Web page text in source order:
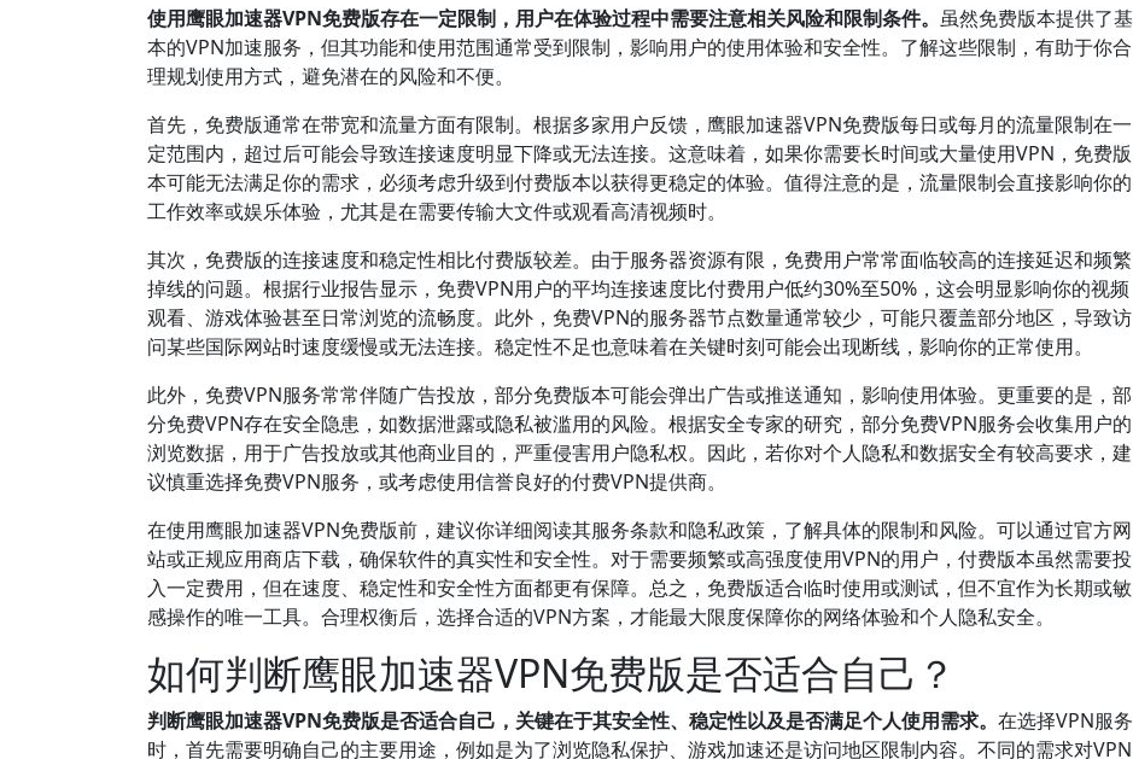
使用鹰眼加速器VPN免费版存在一定限制，用户在体验过程中需要注意相关风险和限制条件。 虽然免费版本提供了基
本的VPN加速服务，但其功能和使用范围通常受到限制，影响用户的使用体验和安全性。了解这些限制，有助于你合
理规划使用方式，避免潜在的风险和不便。
首先，免费版通常在带宽和流量方面有限制。根据多家用户反馈，鹰眼加速器VPN免费版每日或每月的流量限制在一
定范围内，超过后可能会导致连接速度明显下降或无法连接。这意味着，如果你需要长时间或大量使用VPN，免费版
本可能无法满足你的需求，必须考虑升级到付费版本以获得更稳定的体验。值得注意的是，流量限制会直接影响你的
工作效率或娱乐体验，尤其是在需要传输大文件或观看高清视频时。
其次，免费版的连接速度和稳定性相比付费版较差。由于服务器资源有限，免费用户常常面临较高的连接延迟和频繁
掉线的问题。根据行业报告显示，免费VPN用户的平均连接速度比付费用户低约30%至50%，这会明显影响你的视频
观看、游戏体验甚至日常浏览的流畅度。此外，免费VPN的服务器节点数量通常较少，可能只覆盖部分地区，导致访
问某些国际网站时速度缓慢或无法连接。稳定性不足也意味着在关键时刻可能会出现断线，影响你的正常使用。
此外，免费VPN服务常常伴随广告投放，部分免费版本可能会弹出广告或推送通知，影响使用体验。更重要的是，部
分免费VPN存在安全隐患，如数据泄露或隐私被滥用的风险。根据安全专家的研究，部分免费VPN服务会收集用户的
浏览数据，用于广告投放或其他商业目的，严重侵害用户隐私权。因此，若你对个人隐私和数据安全有较高要求，建
议慎重选择免费VPN服务，或考虑使用信誉良好的付费VPN提供商。
在使用鹰眼加速器VPN免费版前，建议你详细阅读其服务条款和隐私政策，了解具体的限制和风险。可以通过官方网
站或正规应用商店下载，确保软件的真实性和安全性。对于需要频繁或高强度使用VPN的用户，付费版本虽然需要投
入一定费用，但在速度、稳定性和安全性方面都更有保障。总之，免费版适合临时使用或测试，但不宜作为长期或敏
感操作的唯一工具。合理权衡后，选择合适的VPN方案，才能最大限度保障你的网络体验和个人隐私安全。
如何判断鹰眼加速器VPN免费版是否适合自己？
判断鹰眼加速器VPN免费版是否适合自己，关键在于其安全性、稳定性以及是否满足个人使用需求。 在选择VPN服务
时，首先需要明确自己的主要用途，例如是为了浏览隐私保护、游戏加速还是访问地区限制内容。不同的需求对VPN